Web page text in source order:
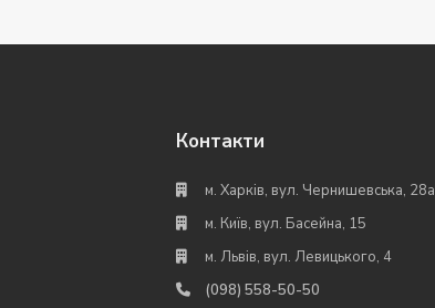
Контакти
м. Харків, вул. Чернишевська, 28а
м. Київ, вул. Басейна, 15
м. Львів, вул. Левицького, 4
(098) 558-50-50